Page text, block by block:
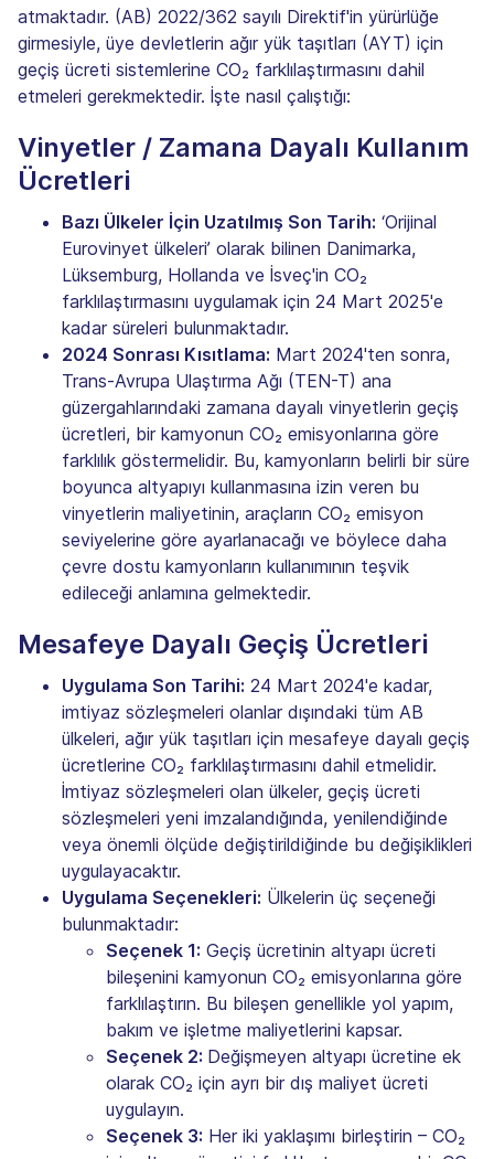
atmaktadır. (AB) 2022/362 sayılı Direktif'in yürürlüğe
girmesiyle, üye devletlerin ağır yük taşıtları (AYT) için
geçiş ücreti sistemlerine CO₂ farklılaştırmasını dahil
etmeleri gerekmektedir. İşte nasıl çalıştığı:
Vinyetler / Zamana Dayalı Kullanım
Ücretleri
Bazı Ülkeler İçin Uzatılmış Son Tarih: ‘Orijinal
Eurovinyet ülkeleri’ olarak bilinen Danimarka,
Lüksemburg, Hollanda ve İsveç'in CO₂
farklılaştırmasını uygulamak için 24 Mart 2025'e
kadar süreleri bulunmaktadır.
2024 Sonrası Kısıtlama: Mart 2024'ten sonra,
Trans-Avrupa Ulaştırma Ağı (TEN-T) ana
güzergahlarındaki zamana dayalı vinyetlerin geçiş
ücretleri, bir kamyonun CO₂ emisyonlarına göre
farklılık göstermelidir. Bu, kamyonların belirli bir süre
boyunca altyapıyı kullanmasına izin veren bu
vinyetlerin maliyetinin, araçların CO₂ emisyon
seviyelerine göre ayarlanacağı ve böylece daha
çevre dostu kamyonların kullanımının teşvik
edileceği anlamına gelmektedir.
Mesafeye Dayalı Geçiş Ücretleri
Uygulama Son Tarihi: 24 Mart 2024'e kadar,
imtiyaz sözleşmeleri olanlar dışındaki tüm AB
ülkeleri, ağır yük taşıtları için mesafeye dayalı geçiş
ücretlerine CO₂ farklılaştırmasını dahil etmelidir.
İmtiyaz sözleşmeleri olan ülkeler, geçiş ücreti
sözleşmeleri yeni imzalandığında, yenilendiğinde
veya önemli ölçüde değiştirildiğinde bu değişiklikleri
uygulayacaktır.
Uygulama Seçenekleri: Ülkelerin üç seçeneği
bulunmaktadır:
Seçenek 1: Geçiş ücretinin altyapı ücreti
bileşenini kamyonun CO₂ emisyonlarına göre
farklılaştırın. Bu bileşen genellikle yol yapım,
bakım ve işletme maliyetlerini kapsar.
Seçenek 2: Değişmeyen altyapı ücretine ek
olarak CO₂ için ayrı bir dış maliyet ücreti
uygulayın.
Seçenek 3: Her iki yaklaşımı birleştirin – CO₂